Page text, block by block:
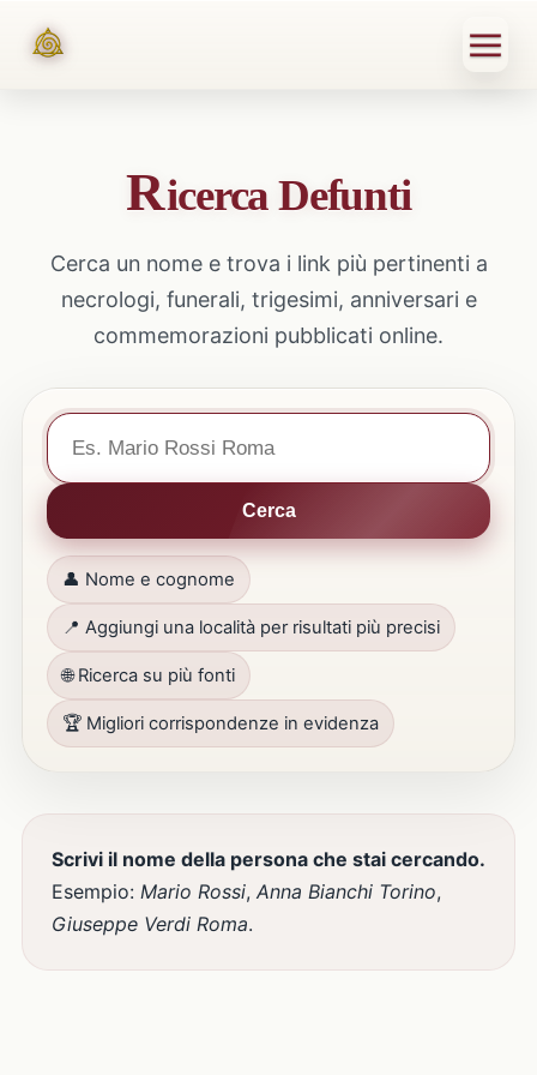
Ricerca Defunti
Cerca un nome e trova i link più pertinenti a
necrologi, funerali, trigesimi, anniversari e
commemorazioni pubblicati online.
Cerca
👤 Nome e cognome
📍 Aggiungi una località per risultati più precisi
🌐 Ricerca su più fonti
🏆 Migliori corrispondenze in evidenza
Scrivi il nome della persona che stai cercando.
Esempio: Mario Rossi, Anna Bianchi Torino,
Giuseppe Verdi Roma.